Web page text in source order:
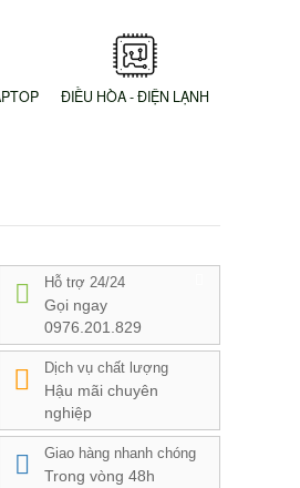
ĐIỀU HÒA - ĐIỆN LẠNH
Hỗ trợ 24/24
Gọi ngay
0976.201.829
Dịch vụ chất lượng
Hậu mãi chuyên
nghiệp
Giao hàng nhanh chóng
Trong vòng 48h